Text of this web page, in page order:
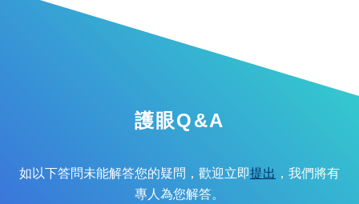
護眼Q&A
如以下答問未能解答您的疑問，歡迎立即提出 ，我們將有
專人為您解答。